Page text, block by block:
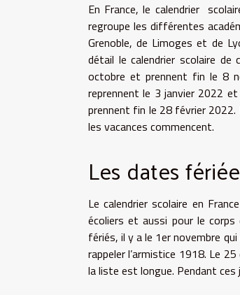
En France, le calendrier
regroupe les différentes
Grenoble, de Limoges et de
détail le calendrier scolaire
octobre et prennent fin le 8
reprennent le 3 janvier 2022
prennent fin le 28 février
les vacances commencent.
Les dates
Le calendrier scolaire en
écoliers et aussi pour le
fériés, il y a le 1er novembre
rappeler l’armistice 1918. Le
la liste est longue. Pendant ces